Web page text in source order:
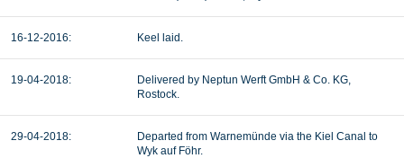
16-12-2016: Keel laid.
19-04-2018:
Delivered by Neptun Werft GmbH & Co. KG,
Rostock.
29-04-2018:
Departed from Warnemünde via the Kiel Canal to
Wyk auf Föhr.